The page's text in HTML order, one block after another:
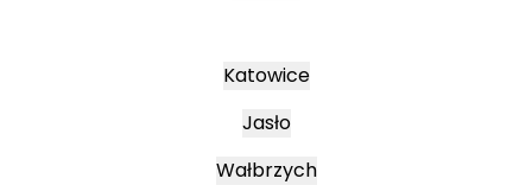
Katowice
Jasło
Wałbrzych